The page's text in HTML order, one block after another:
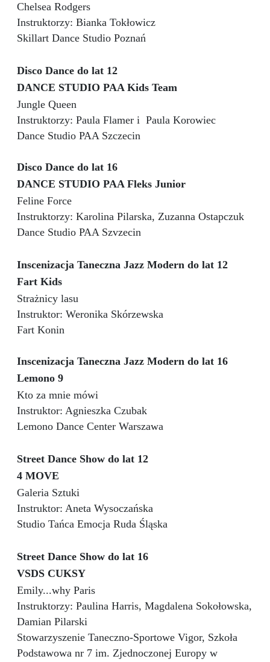
Chelsea Rodgers
Instruktorzy: Bianka Tokłowicz
Skillart Dance Studio Poznań
Disco Dance do lat 12
DANCE STUDIO PAA Kids Team
Jungle Queen
Instruktorzy: Paula Flamer i Paula Korowiec
Dance Studio PAA Szczecin
Disco Dance do lat 16
DANCE STUDIO PAA Fleks Junior
Feline Force
Instruktorzy: Karolina Pilarska, Zuzanna Ostapczuk
Dance Studio PAA Szvzecin
Inscenizacja Taneczna Jazz Modern do lat 12
Fart Kids
Strażnicy lasu
Instruktor: Weronika Skórzewska
Fart Konin
Inscenizacja Taneczna Jazz Modern do lat 16
Lemono 9
Kto za mnie mówi
Instruktor: Agnieszka Czubak
Lemono Dance Center Warszawa
Street Dance Show do lat 12
4 MOVE
Galeria Sztuki
Instruktor: Aneta Wysoczańska
Studio Tańca Emocja Ruda Śląska
Street Dance Show do lat 16
VSDS CUKSY
Emily...why Paris
Instruktorzy: Paulina Harris, Magdalena Sokołowska,
Damian Pilarski
Stowarzyszenie Taneczno-Sportowe Vigor, Szkoła
Podstawowa nr 7 im. Zjednoczonej Europy w